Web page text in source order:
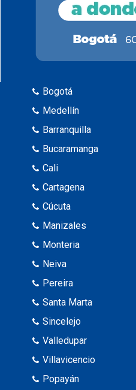
Bogotá
Medellín
Barranquilla
Bucaramanga
Cali
Cartagena
Cúcuta
Manizales
Monteria
Neiva
Pereira
Santa Marta
Sincelejo
Valledupar
Villavicencio
Popayán